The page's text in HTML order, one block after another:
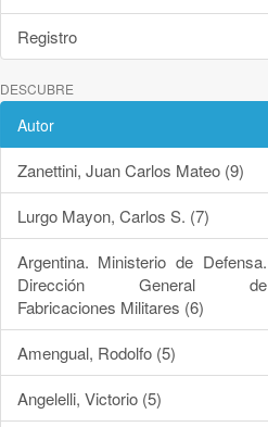
Registro
DESCUBRE
Autor
Zanettini, Juan Carlos Mateo (9)
Lurgo Mayon, Carlos S. (7)
Argentina. Ministerio de Defensa.
Dirección General de
Fabricaciones Militares (6)
Amengual, Rodolfo (5)
Angelelli, Victorio (5)